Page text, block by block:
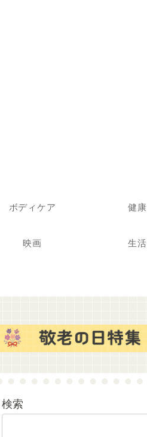
ボディケア 健康
映画 生活
検索